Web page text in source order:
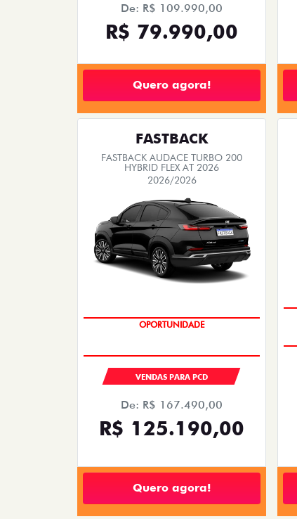
De: R$ 109.990,00
R$ 79.990,00
Quero agora!
FASTBACK
FASTBACK AUDACE TURBO 200
HYBRID FLEX AT 2026
2026/2026
OPORTUNIDADE
VENDAS PARA PCD
De: R$ 167.490,00
R$ 125.190,00
Quero agora!